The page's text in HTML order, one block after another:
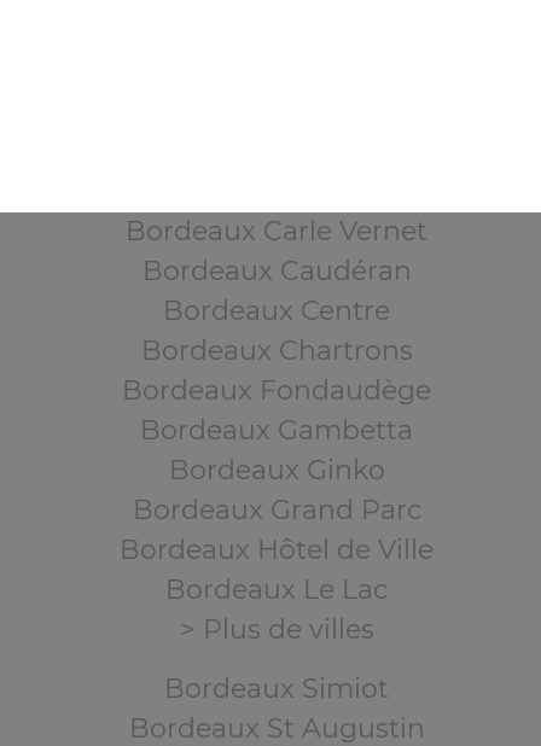
Bordeaux Carle Vernet
Bordeaux Caudéran
Bordeaux Centre
Bordeaux Chartrons
Bordeaux Fondaudège
Bordeaux Gambetta
Bordeaux Ginko
Bordeaux Grand Parc
Bordeaux Hôtel de Ville
Bordeaux Le Lac
> Plus de villes
Bordeaux Simiot
Bordeaux St Augustin